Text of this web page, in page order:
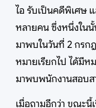
ไอ รับเป็นคดีพิเศษ
หลายคน ซึ่งหนึ่งใน
มาพบในวันที่ 2 กรก
หมายเรียกไป ได้มีห
มาพบพนักงานสอบส
เมื่อถามอีกว่า ขณะนี้